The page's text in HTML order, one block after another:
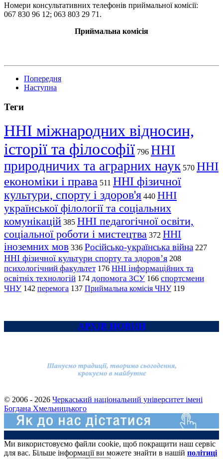
Номери консультативних телефонів приймальної комісії:
067 830 96 12; 063 803 29 71.
Приймальна комісія
Попередня
Наступна
Теги
ННІ міжнародних відносин,
історії та філософії 796 ННІ
природничих та аграрних наук 570 ННІ
економіки і права 511 ННІ фізичної
культури, спорту і здоров'я 440 ННІ
української філології та соціальних
комунікацій 385 ННІ педагогічної освіти,
соціальної роботи і мистецтва 372 ННІ
іноземних мов 336 Російсько-українська війна 227
ННІ фізичної культури спорту та здоров’я 208
психологічний факультет 176 ННІ інформаційних та
освітніх технологій 174 допомога ЗСУ 166 спортсмени
ЧНУ 142 перемога 137 Приймальна комісія ЧНУ 119
АРХІВ НОВИН
© 2006 - 2026 Черкаський національний університет імені
Богдана Хмельницького
Ми використовуємо файли cookie, щоб покращити наш сервіс
для вас. Більше інформації ви можете знайти в нашій політиці